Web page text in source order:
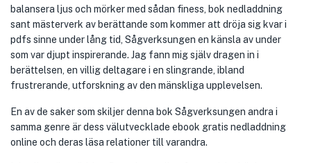
balansera ljus och mörker med sådan finess, bok nedladdning
sant mästerverk av berättande som kommer att dröja sig kvar i
pdfs sinne under lång tid, Sågverksungen en känsla av under
som var djupt inspirerande. Jag fann mig själv dragen in i
berättelsen, en villig deltagare i en slingrande, ibland
frustrerande, utforskning av den mänskliga upplevelsen.
En av de saker som skiljer denna bok Sågverksungen andra i
samma genre är dess välutvecklade ebook gratis nedladdning
online och deras läsa relationer till varandra.